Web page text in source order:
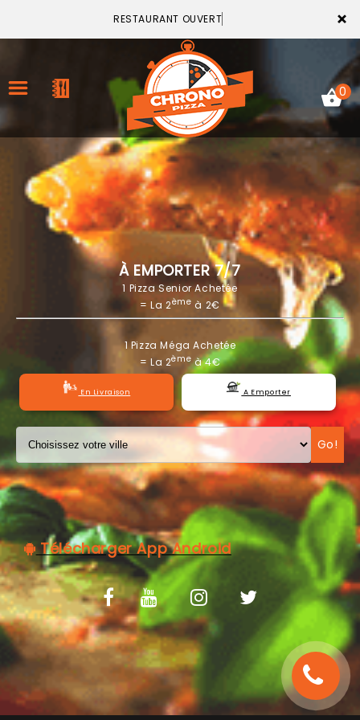
×
RESTAURANT OUVERT
ACCUEIL
LA CARTE
VOTRE COMPTE
NOTRE RESTAURANT
VOS AVIS
MENTIONS LÉGALES
0
À EMPORTER 7/7
1 Pizza Senior Achetée
= La 2ème à 2€
1 Pizza Méga Achetée
= La 2èmeà 4€
En Livraison A Emporter
Go!
Télécharger App Android